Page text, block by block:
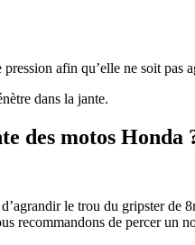
afin qu’elle ne soit pas
dans la jante.
des motos Honda
le trou du gripster
recommandons de percer